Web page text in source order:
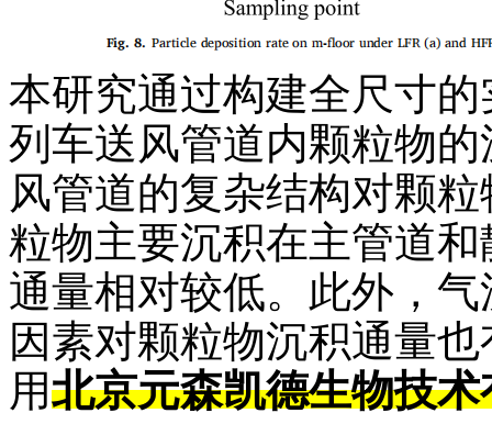
本研究通过构建全尺寸
列车送风管道内颗粒物
风管道的复杂结构对颗
粒物主要沉积在主管道
通量相对较低。此外，
因素对颗粒物沉积通量
用北京元森凯德生物技